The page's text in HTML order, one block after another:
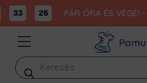
33 26 PÁR ÓRA ÉS
Products
search